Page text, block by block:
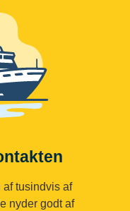
tusindvis af
nyder godt af